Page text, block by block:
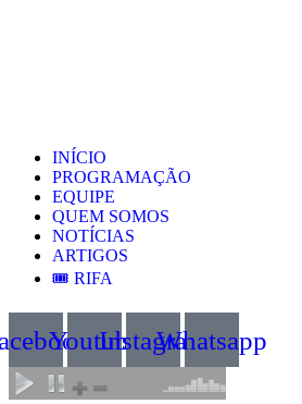
INÍCIO
PROGRAMAÇÃO
EQUIPE
QUEM SOMOS
NOTÍCIAS
ARTIGOS
🎟️ RIFA
YoutubeInstagramWhatsapp